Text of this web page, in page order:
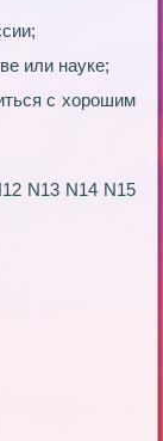
или науке;
с хорошим
N13 N14 N15